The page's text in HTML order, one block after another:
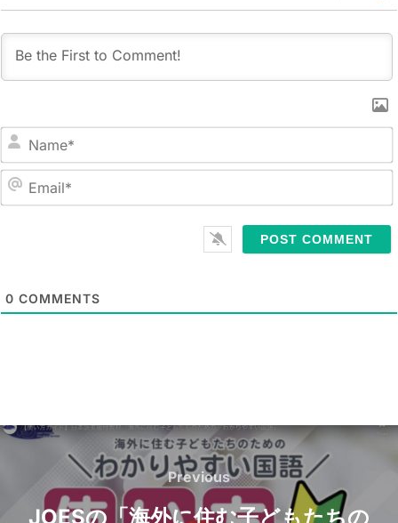
N
m
*0 COMMENTS
Post
navigation
Previous
Previous
JOESの「海外に住む子どもたちの